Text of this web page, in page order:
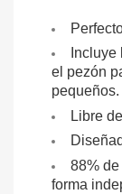
el pezón
pequeños.
Libre
88%
forma